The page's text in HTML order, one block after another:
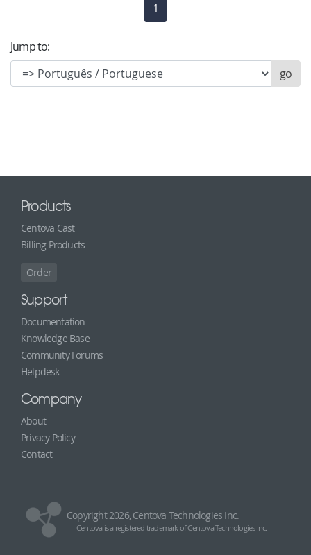
1
Jump to:
Products
Centova Cast
Billing Products
Order
Support
Documentation
Knowledge Base
Community Forums
Helpdesk
Company
About
Privacy Policy
Contact
Copyright 2026, Centova Technologies Inc.
Centova is a registered trademark of Centova Technologies Inc.